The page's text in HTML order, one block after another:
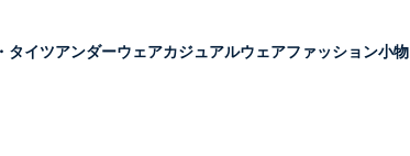
タイツアンダーウェアカジュアルウェアファッション小物